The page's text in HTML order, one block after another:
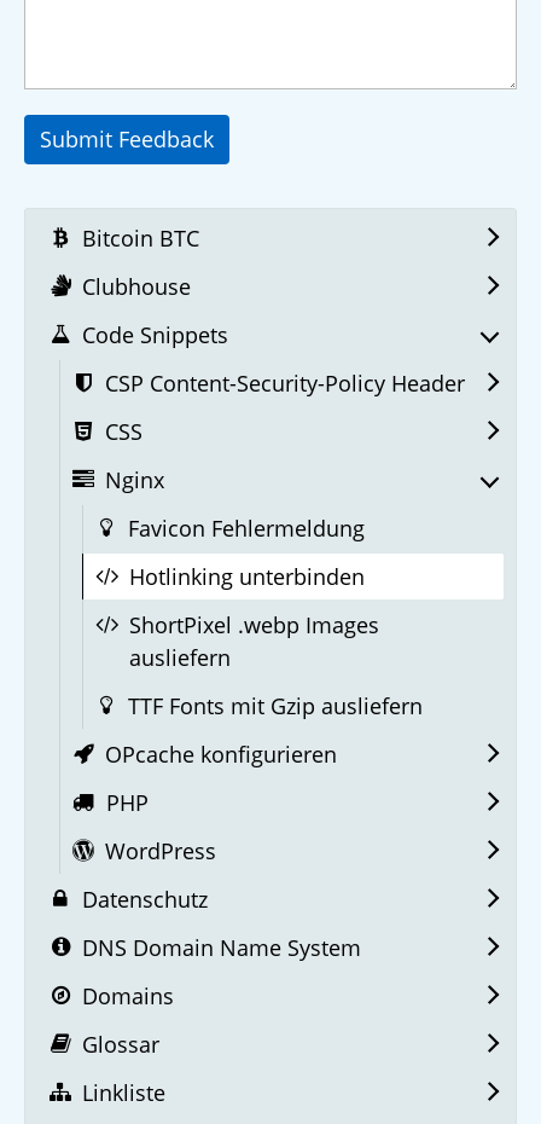
Submit Feedback
Bitcoin BTC
Clubhouse
Code Snippets
CSP Content-Security-Policy Header
CSS
Nginx
Favicon Fehlermeldung
Hotlinking unterbinden
ShortPixel .webp Images
ausliefern
TTF Fonts mit Gzip ausliefern
OPcache konfigurieren
PHP
WordPress
Datenschutz
DNS Domain Name System
Domains
Glossar
Linkliste